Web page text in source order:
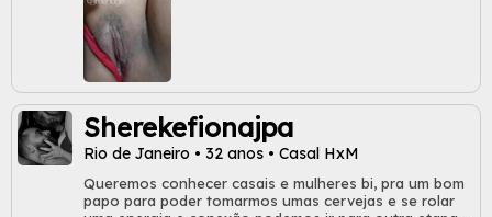
Sherekefionajpa
Rio de Janeiro • 32 anos • Casal HxM
Queremos conhecer casais e mulheres bi, pra um bom
papo para poder tomarmos umas cervejas e se rolar